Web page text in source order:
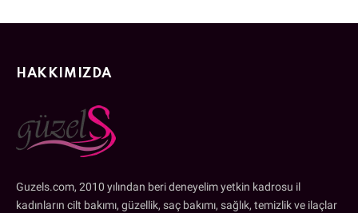
HAKKIMIZDA
Guzels.com, 2010 yılından beri deneyelim yetkin kadrosu il
kadınların cilt bakımı, güzellik, saç bakımı, sağlık, temizlik ve ilaçlar